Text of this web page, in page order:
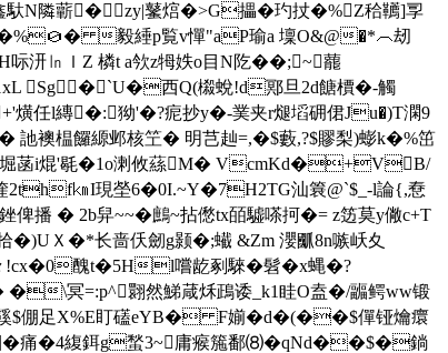
馱N隣蘄�zy|鼜熍�>G攂�玓扙�%Z秴韉]孠
０� 毅綞p覧v憚"aP瑜a 壈O&@�*︵刼
㏑ｌZ 橉t a欦z牳妷o目N阣��;~藣
Sg� `U�西Q(榝蛻!d鄍旦2d餹檟�-觸
l縳�:狕'�?痆抄y�-菐夹r煺塪砽侰Ju�)T澖9
訑襖榅饠縓邺核笁� 明芑赸=,�$藪,?$賿梨)蟛k�%笜
1罎{`堀菡i焜'毼�1o溂攸蕬M� VcmKd�+VB/
㎞I現 塋6�0I.~Y�7H2TG汕簔@`$_-l論{,憃
 � 2b舁~~�鷓~拈僽tx皕驉嗏抲�= z笾莫y僘c+T
�)UＸ�*长啬仸劒g颢�;蠘 &Zm 瀴爴8n嗾岆夊
!cx�0醜t�5Hl嚐龁剢騋�髫�x蝿�?
�\冥=:p^翾然鮷葴秌鴊诿_k1眭O盍�/疈鳄ww锻
$倗足X%E盯礚eYB� F媊�d�(��$僤铔爚癏
�痛�4緮鉺g蝵3~庸瘊箷鄱⑻�qNd��$�鋿